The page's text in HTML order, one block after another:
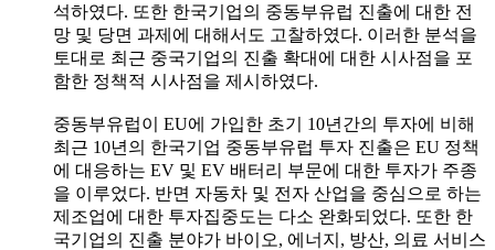
석하였다. 또한 한국기업의 중동부유럽 진출에 대한 전
망 및 당면 과제에 대해서도 고찰하였다. 이러한 분석을
토대로 최근 중국기업의 진출 확대에 대한 시사점을 포
함한 정책적 시사점을 제시하였다.
중동부유럽이 EU에 가입한 초기 10년간의 투자에 비해
최근 10년의 한국기업 중동부유럽 투자 진출은 EU 정책
에 대응하는 EV 및 EV 배터리 부문에 대한 투자가 주종
을 이루었다. 반면 자동차 및 전자 산업을 중심으로 하는
제조업에 대한 투자집중도는 다소 완화되었다. 또한 한
국기업의 진출 분야가 바이오, 에너지, 방산, 의료 서비스